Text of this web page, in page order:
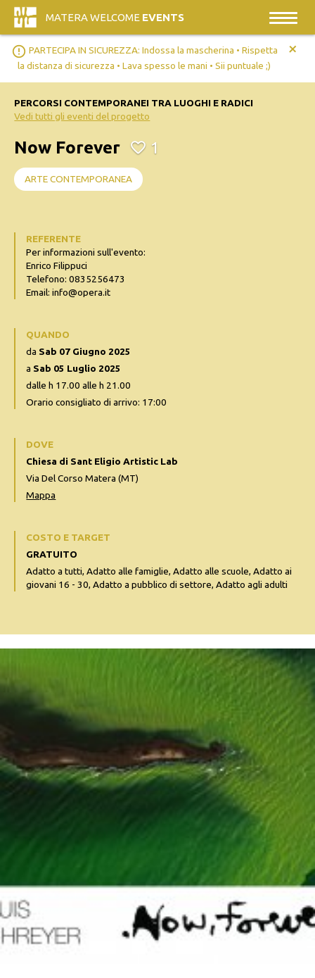
MATERA WELCOME EVENTS
error_outline PARTECIPA IN SICUREZZA: Indossa la mascherina • Rispetta
la distanza di sicurezza • Lava spesso le mani • Sii puntuale ;)
+
PERCORSI CONTEMPORANEI TRA LUOGHI E RADICI
Vedi tutti gli eventi del progetto
Now Forever 1
ARTE CONTEMPORANEA
REFERENTE
Per informazioni sull'evento:
Enrico Filippuci
Telefono: 0835256473
Email: info@opera.it
QUANDO
da Sab 07 Giugno 2025
a Sab 05 Luglio 2025
dalle h 17.00 alle h 21.00
Orario consigliato di arrivo: 17:00
DOVE
Chiesa di Sant Eligio Artistic Lab
Via Del Corso Matera (MT)
Mappa
COSTO E TARGET
GRATUITO
Adatto a tutti, Adatto alle famiglie, Adatto alle scuole, Adatto ai
giovani 16 - 30, Adatto a pubblico di settore, Adatto agli adulti